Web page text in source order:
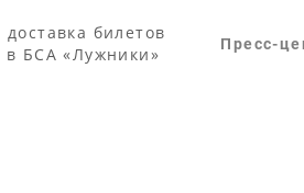
билетов
БСА «Лужники»
Пресс-